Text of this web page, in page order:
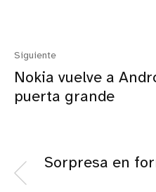
Siguiente
Nokia vuelve a
puerta grande
Sorpresa en